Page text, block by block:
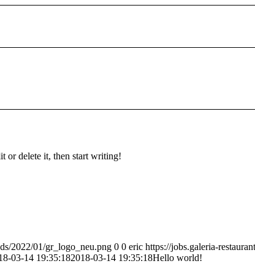
or delete it, then start writing!
2022/01/gr_logo_neu.png 0 0 eric https://jobs.galeria-
03-14 19:35:182018-03-14 19:35:18Hello world!